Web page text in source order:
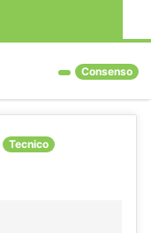
Consenso
Tecnico